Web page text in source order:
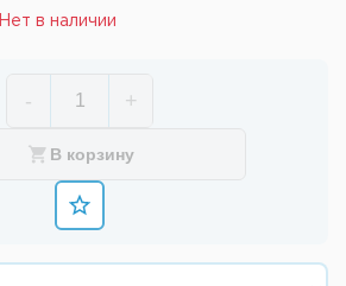
Нет в наличии
- +
В корзину